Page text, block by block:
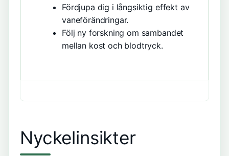
Fördjupa dig i långsiktig effekt av
vaneförändringar.
Följ ny forskning om sambandet
mellan kost och blodtryck.
Nyckelinsikter